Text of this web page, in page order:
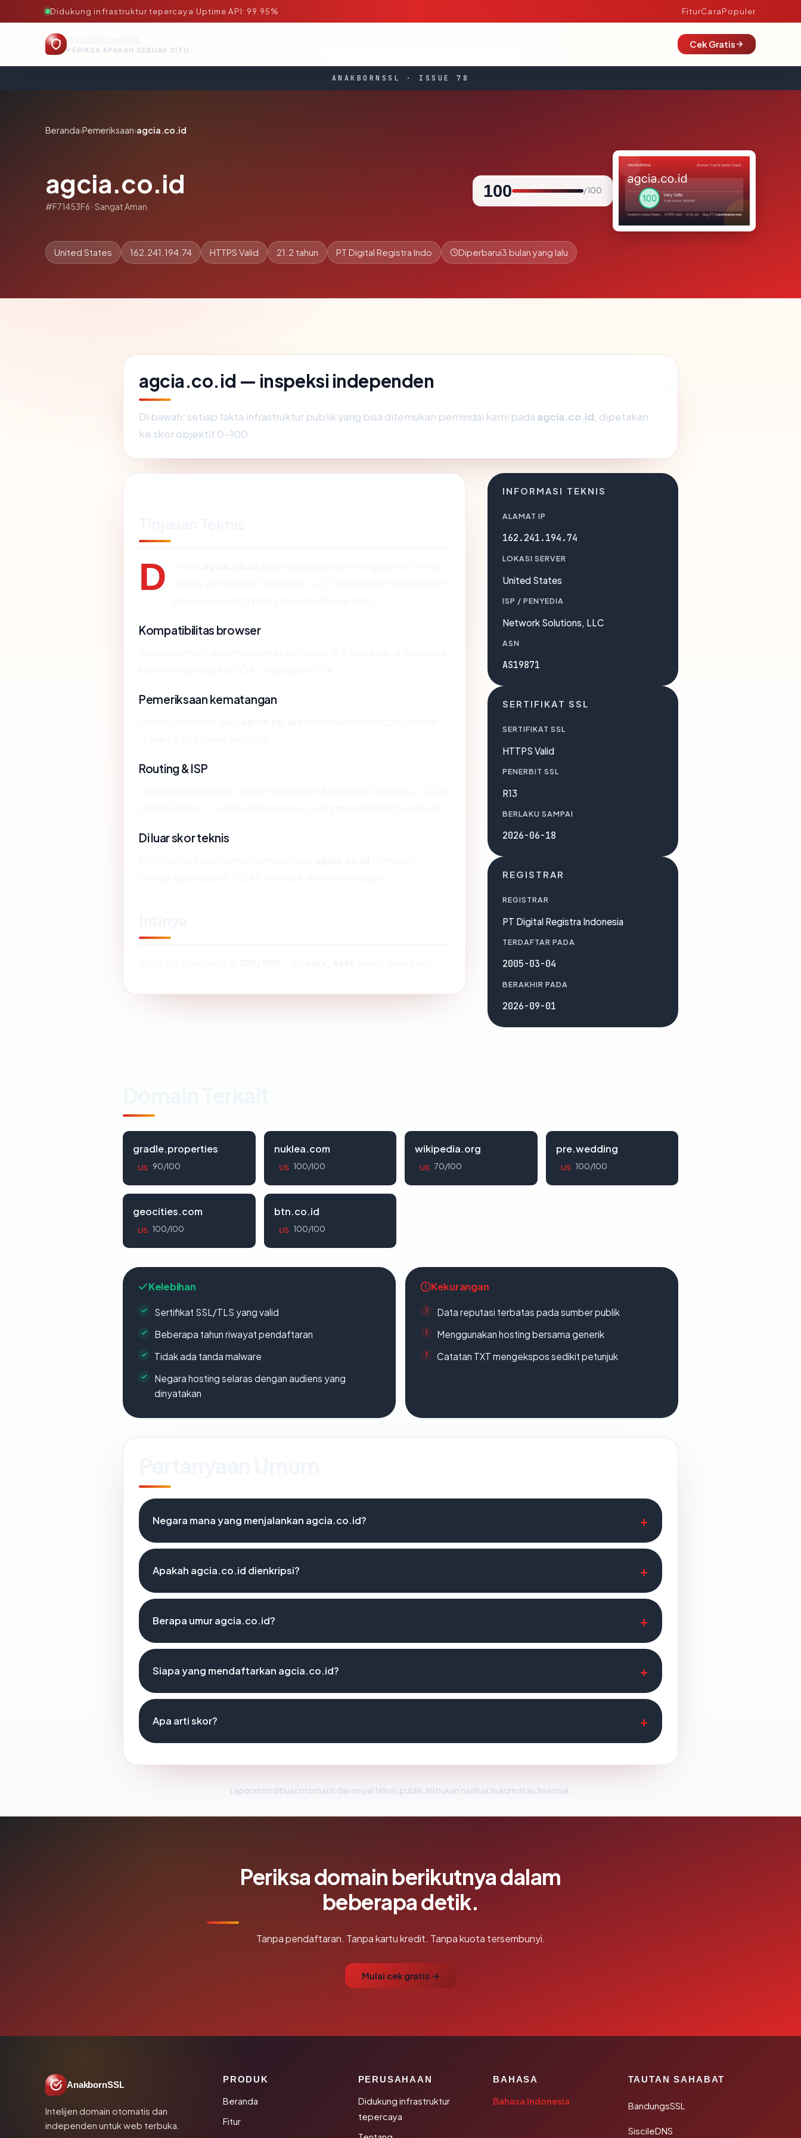
Didukung infrastruktur tepercaya·Uptime API: 99.95% FiturCaraPopuler
PERIKSA APAKAH SEBUAH SITUS AMAN, TEPERCAYA, DAN TERVERIFIKASI DALAM HITUNGAN DETIK.
Cek Gratis
ANAKBORNSSL · ISSUE 78
Beranda›Pemeriksaan›agcia.co.id
agcia.co.id
#F71453F6 · Sangat Aman
100 / 100
United States 162.241.194.74 HTTPS Valid 21.2 tahun PT Digital Registra Indo Diperbarui3 bulan yang lalu
agcia.co.id — inspeksi independen
Di bawah: setiap fakta infrastruktur publik yang bisa ditemukan pemindai kami pada agcia.co.id , dipetakan
ke skor objektif 0-100.
D
Kompatibilitas browser
Pemeriksaan kematangan
Routing & ISP
Di luar skor teknis
INFORMASI TEKNIS
ALAMAT IP
162.241.194.74
LOKASI SERVER
United States
ISP / PENYEDIA
Network Solutions, LLC
ASN
AS19871
SERTIFIKAT SSL
SERTIFIKAT SSL
HTTPS Valid
PENERBIT SSL
R13
BERLAKU SAMPAI
2026-06-18
REGISTRAR
REGISTRAR
PT Digital Registra Indonesia
TERDAFTAR PADA
2005-03-04
BERAKHIR PADA
2026-09-01
gradle.properties
US 90/100
nuklea.com
US 100/100
wikipedia.org
US 70/100
pre.wedding
US 100/100
geocities.com
US 100/100
btn.co.id
US 100/100
Kelebihan
Sertifikat SSL/TLS yang valid
Beberapa tahun riwayat pendaftaran
Tidak ada tanda malware
Negara hosting selaras dengan audiens yang
dinyatakan
Kekurangan
Data reputasi terbatas pada sumber publik
Menggunakan hosting bersama generik
Catatan TXT mengekspos sedikit petunjuk
Negara mana yang menjalankan agcia.co.id?
Apakah agcia.co.id dienkripsi?
Berapa umur agcia.co.id?
Siapa yang mendaftarkan agcia.co.id?
Apa arti skor?
Laporan ini dibuat otomatis dari sinyal teknis publik. Ini bukan nasihat hukum atau finansial.
Periksa domain berikutnya dalam
beberapa detik.
Tanpa pendaftaran. Tanpa kartu kredit. Tanpa kuota tersembunyi.
Mulai cek gratis →
AnakbornSSL
Intelijen domain otomatis dan
independen untuk web terbuka.
PRODUK
Beranda
Fitur
PERUSAHAAN
Didukung infrastruktur
tepercaya
BAHASA
Bahasa Indonesia
TAUTAN SAHABAT
BandungsSSL
SiscileDNS